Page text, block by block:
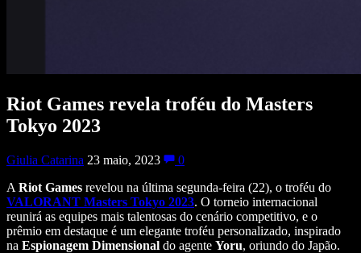
Riot Games revela troféu do Masters
Tokyo 2023
Giulia Catarina 23 maio, 2023
0
A Riot Games revelou na última segunda-feira (22), o troféu do
VALORANT Masters Tokyo 2023. O torneio internacional
reunirá as equipes mais talentosas do cenário competitivo, e o
prêmio em destaque é um elegante troféu personalizado, inspirado
na Espionagem Dimensional do agente Yoru, oriundo do Japão.